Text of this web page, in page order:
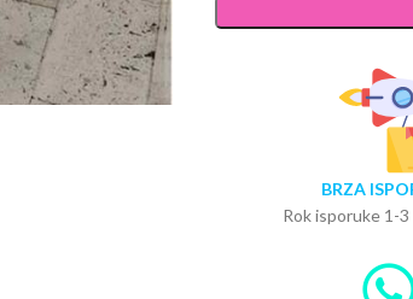
BRZA
Rok isporuke 1-3